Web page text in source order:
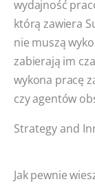
wydajność
którą zawiera
nie muszą
zabierają im
wykona pracę
czy agentów
Strategy and
Jak pewnie